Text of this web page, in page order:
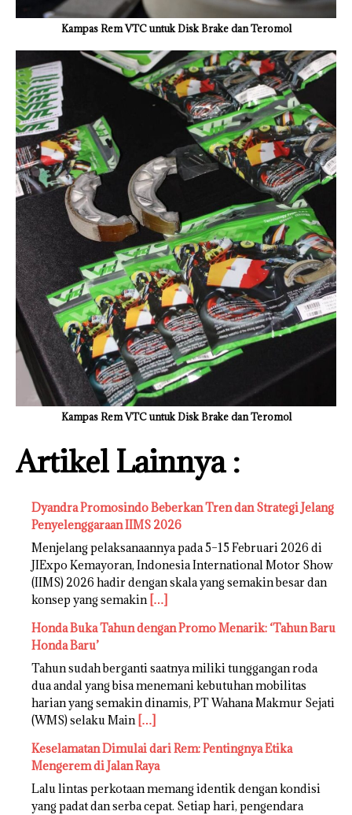
Kampas Rem VTC untuk Disk Brake dan Teromol
Kampas Rem VTC untuk Disk Brake dan Teromol
Artikel Lainnya :
Dyandra Promosindo Beberkan Tren dan Strategi Jelang
Penyelenggaraan IIMS 2026
Menjelang pelaksanaannya pada 5–15 Februari 2026 di
JIExpo Kemayoran, Indonesia International Motor Show
(IIMS) 2026 hadir dengan skala yang semakin besar dan
konsep yang semakin […]
Honda Buka Tahun dengan Promo Menarik: ‘Tahun Baru
Honda Baru’
Tahun sudah berganti saatnya miliki tunggangan roda
dua andal yang bisa menemani kebutuhan mobilitas
harian yang semakin dinamis, PT Wahana Makmur Sejati
(WMS) selaku Main […]
Keselamatan Dimulai dari Rem: Pentingnya Etika
Mengerem di Jalan Raya
Lalu lintas perkotaan memang identik dengan kondisi
yang padat dan serba cepat. Setiap hari, pengendara